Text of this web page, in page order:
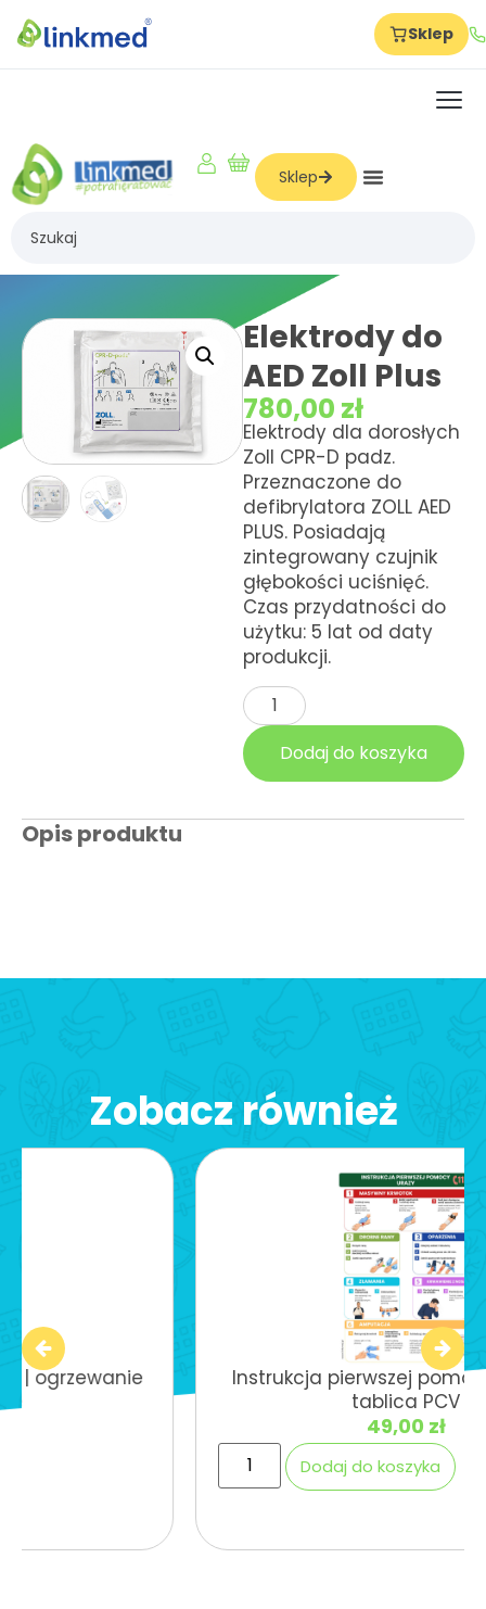
Sklep
Dla firm
Dla hoteli
Dla szkół
Dla żłobków i przedszkoli
Dla logistyki i magazynów
Dla gabinetów i beauty
Kursy KPP
Sklep
Elektrody do
AED Zoll Plus
780,00 zł
Elektrody dla dorosłych
Zoll CPR-D padz.
Przeznaczone do
defibrylatora ZOLL AED
PLUS. Posiadają
zintegrowany czujnik
głębokości uciśnięć.
Czas przydatności do
użytku: 5 lat od daty
produkcji.
Dodaj do koszyka
Opis produktu
Zobacz również
Instrukcja pierwszej pomocy – urazy |
tablica PCV
Dodaj do koszyka